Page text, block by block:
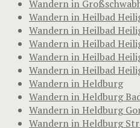
Wandern in
Wandern in Heilbad
Wandern in Heilbad
Wandern in Heilbad
Wandern in Heilbad
Wandern in Heilbad
Wandern in Heldburg
Wandern in Heldburg
Wandern in Heldburg
Wandern in Heldburg